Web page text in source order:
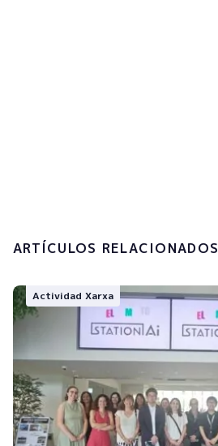
ARTÍCULOS RELACIONADOS
Actividad Xarxa